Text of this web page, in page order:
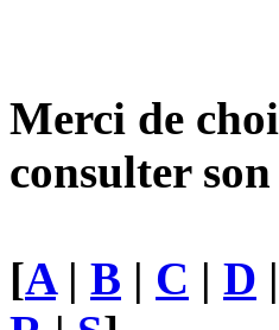
Merci de
consulter
[A| B | C | D |